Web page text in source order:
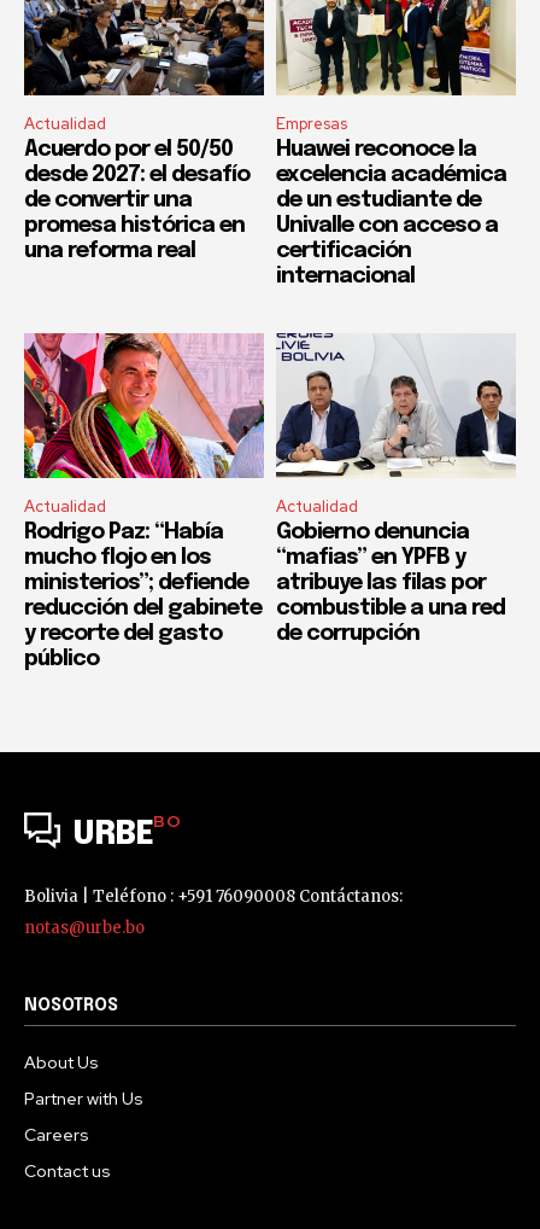
Actualidad
Acuerdo por el 50/50
desde 2027: el desafío
de convertir una
promesa histórica en
una reforma real
Empresas
Huawei reconoce la
excelencia académica
de un estudiante de
Univalle con acceso a
certificación
internacional
Actualidad
Rodrigo Paz: “Había
mucho flojo en los
ministerios”; defiende
reducción del gabinete
y recorte del gasto
público
Actualidad
Gobierno denuncia
“mafias” en YPFB y
atribuye las filas por
combustible a una red
de corrupción
URBEBO
Bolivia | Teléfono : +591 76090008 Contáctanos:
notas@urbe.bo
NOSOTROS
About Us
Partner with Us
Careers
Contact us